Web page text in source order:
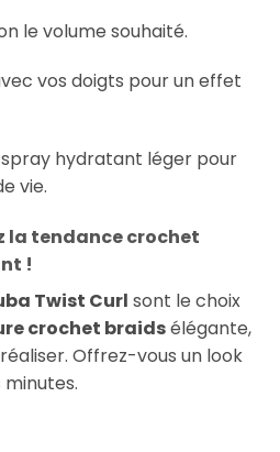
le volume souhaité.
vos doigts pour un effet
hydratant léger pour
vie.
la tendance crochet
!
Twist Curl sont le choix
crochet braidsélégante,
Offrez-vous un look